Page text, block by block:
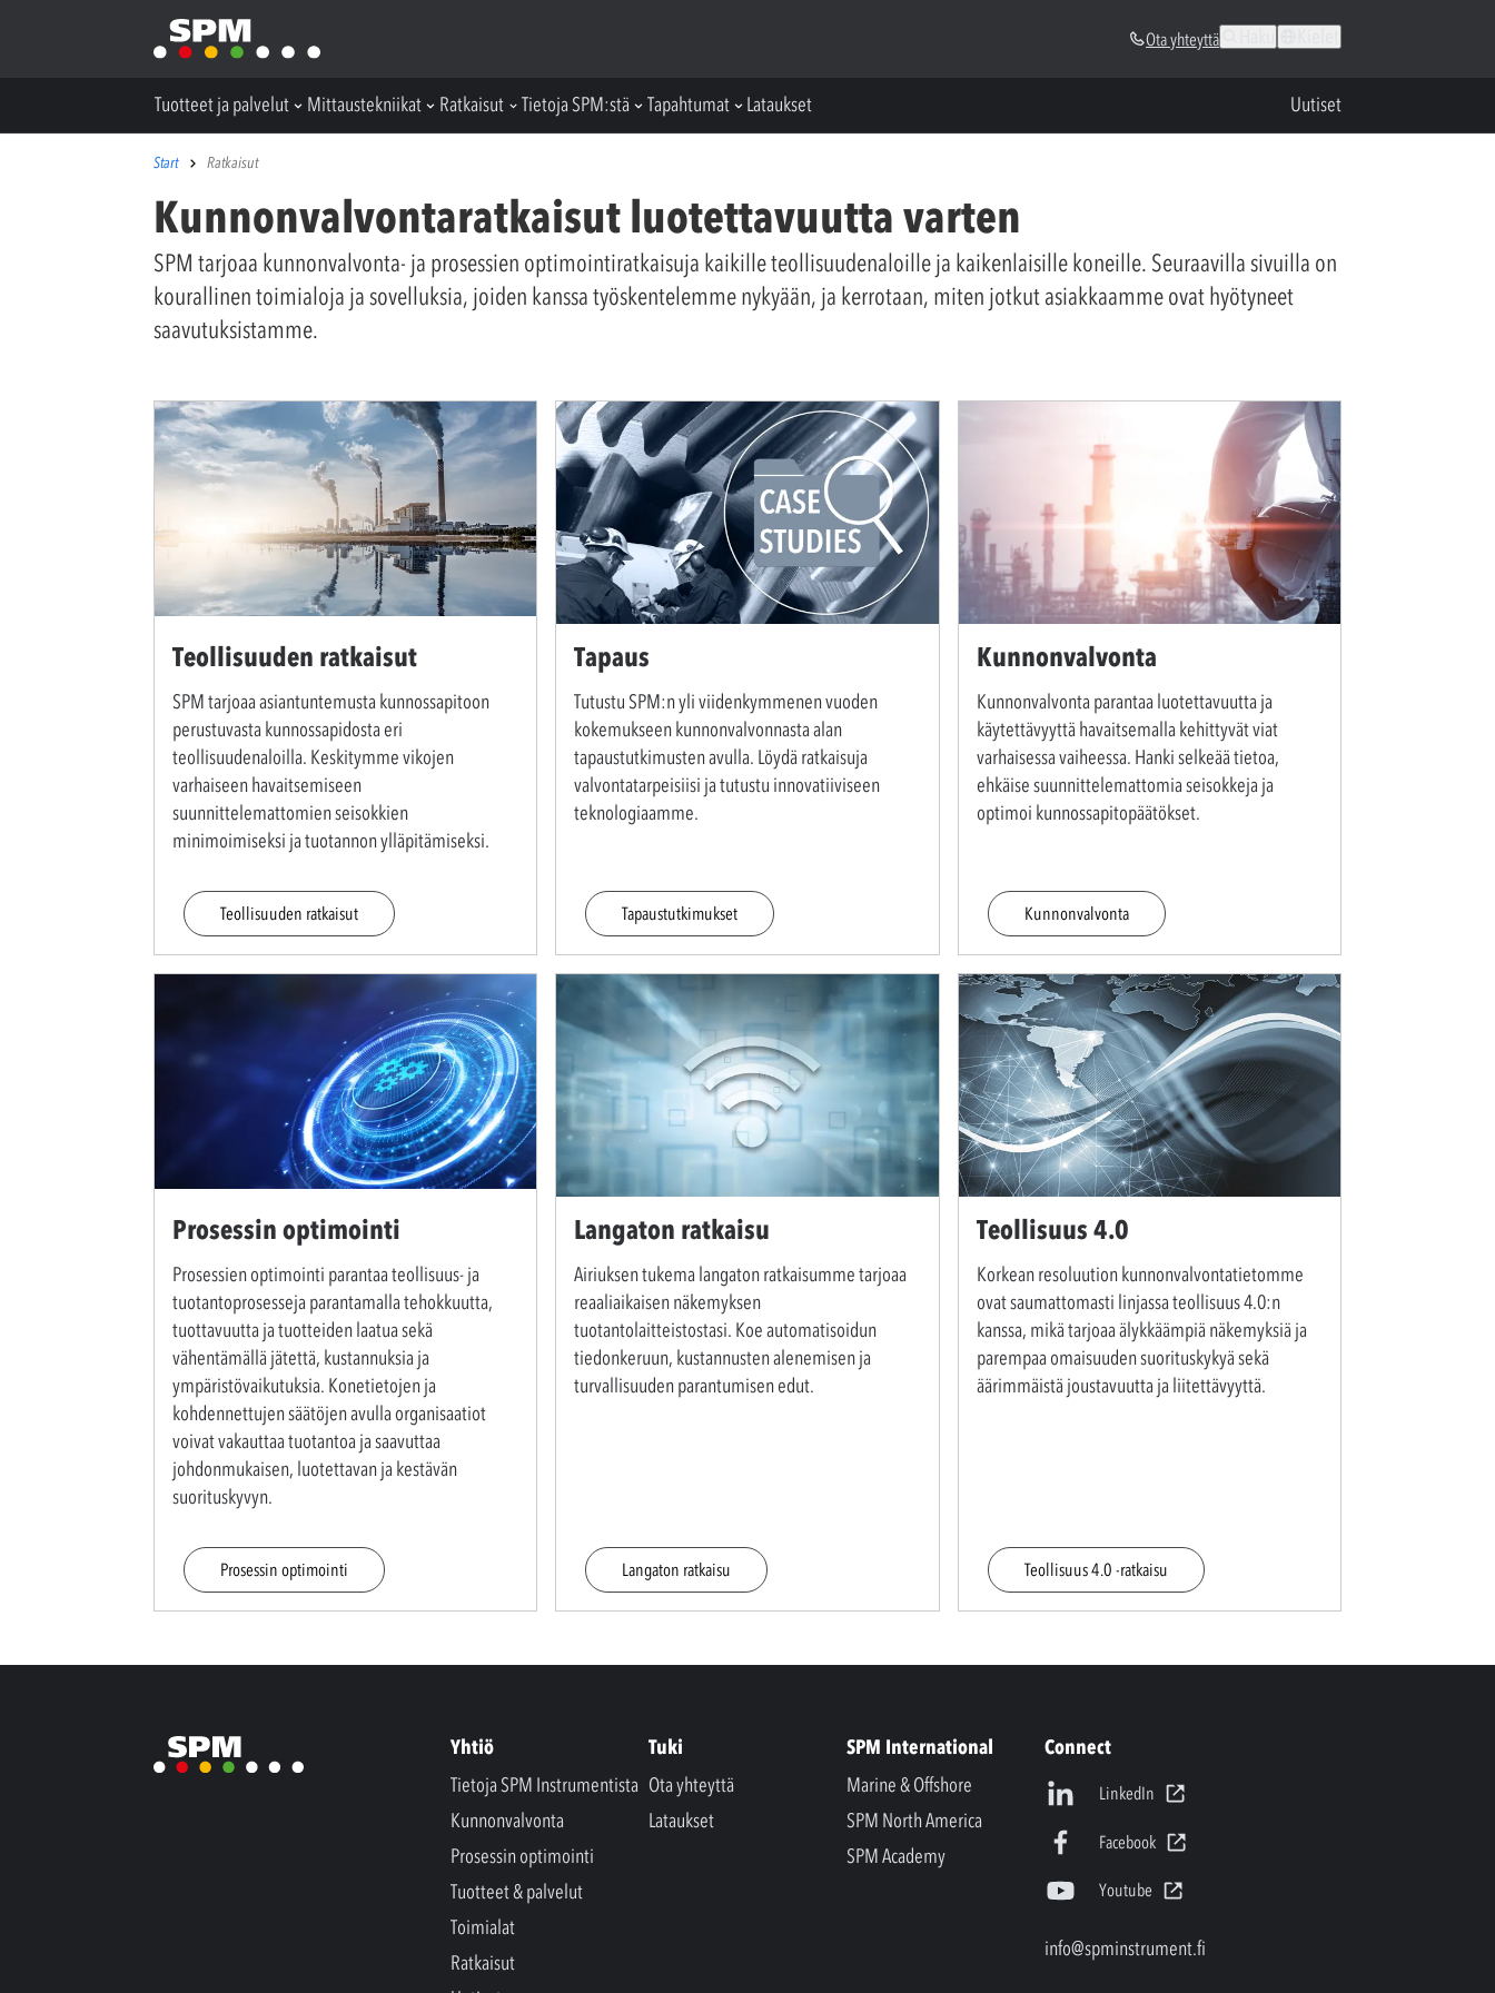
Ota yhteyttä
Tuotteet ja palvelut Mittaustekniikat Ratkaisut Tietoja SPM:stä Tapahtumat Lataukset Uutiset
Start Ratkaisut
Kunnonvalvontaratkaisut luotettavuutta varten
SPM tarjoaa kunnonvalvonta- ja prosessien optimointiratkaisuja kaikille teollisuudenaloille ja kaikenlaisille koneille. Seuraavilla sivuilla on
kourallinen toimialoja ja sovelluksia, joiden kanssa työskentelemme nykyään, ja kerrotaan, miten jotkut asiakkaamme ovat hyötyneet
saavutuksistamme.
Teollisuuden ratkaisut
SPM tarjoaa asiantuntemusta kunnossapitoon
perustuvasta kunnossapidosta eri
teollisuudenaloilla. Keskitymme vikojen
varhaiseen havaitsemiseen
suunnittelemattomien seisokkien
minimoimiseksi ja tuotannon ylläpitämiseksi.
Teollisuuden ratkaisut
Tapaus
Tutustu SPM:n yli viidenkymmenen vuoden
kokemukseen kunnonvalvonnasta alan
tapaustutkimusten avulla. Löydä ratkaisuja
valvontatarpeisiisi ja tutustu innovatiiviseen
teknologiaamme.
Tapaustutkimukset
Kunnonvalvonta
Kunnonvalvonta parantaa luotettavuutta ja
käytettävyyttä havaitsemalla kehittyvät viat
varhaisessa vaiheessa. Hanki selkeää tietoa,
ehkäise suunnittelemattomia seisokkeja ja
optimoi kunnossapitopäätökset.
Kunnonvalvonta
Prosessin optimointi
Prosessien optimointi parantaa teollisuus- ja
tuotantoprosesseja parantamalla tehokkuutta,
tuottavuutta ja tuotteiden laatua sekä
vähentämällä jätettä, kustannuksia ja
ympäristövaikutuksia. Konetietojen ja
kohdennettujen säätöjen avulla organisaatiot
voivat vakauttaa tuotantoa ja saavuttaa
johdonmukaisen, luotettavan ja kestävän
suorituskyvyn.
Prosessin optimointi
Langaton ratkaisu
Airiuksen tukema langaton ratkaisumme tarjoaa
reaaliaikaisen näkemyksen
tuotantolaitteistostasi. Koe automatisoidun
tiedonkeruun, kustannusten alenemisen ja
turvallisuuden parantumisen edut.
Langaton ratkaisu
Teollisuus 4.0
Korkean resoluution kunnonvalvontatietomme
ovat saumattomasti linjassa teollisuus 4.0:n
kanssa, mikä tarjoaa älykkäämpiä näkemyksiä ja
parempaa omaisuuden suorituskykyä sekä
äärimmäistä joustavuutta ja liitettävyyttä.
Teollisuus 4.0 -ratkaisu
Yhtiö
Tietoja SPM Instrumentista
Kunnonvalvonta
Prosessin optimointi
Tuotteet & palvelut
Toimialat
Ratkaisut
Tuki
Ota yhteyttä
Lataukset
SPM International
Marine & Offshore
SPM North America
SPM Academy
Connect
LinkedIn
Facebook
Youtube
info@spminstrument.fi